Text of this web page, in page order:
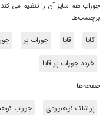
جوراب هم سایز آن را تنظیم می
برچسب‌ها
گایا قایا جوراب پر
خرید جوراب پر قایا
صفحه‌ها
پوشاک کوهنوردی جوراب